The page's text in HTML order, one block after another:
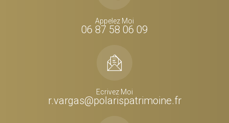
Appelez Moi
06 87 58 06 09
Ecrivez Moi
r.vargas@polarispatrimoine.fr